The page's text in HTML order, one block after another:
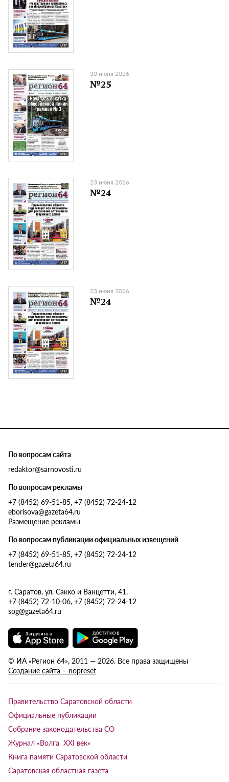
30 июня 2026
№25
23 июня 2026
№24
23 июня 2026
№24
По вопросам сайта
redaktor@sarnovosti.ru
По вопросам рекламы
+7 (8452) 69-51-85, +7 (8452) 72-24-12
eborisova@gazeta64.ru
Размещение рекламы
По вопросам публикации официальных извещений
+7 (8452) 69-51-85, +7 (8452) 72-24-12
tender@gazeta64.ru
г. Саратов, ул. Сакко и Ванцетти, 41.
+7 (8452) 72-10-06, +7 (8452) 72-24-12
sog@gazeta64.ru
© ИА «Регион 64», 2011 — 2026. Все права защищены
Создание сайта – nopreset
Правительство Саратовской области
Официальные публикации
Собрание законодательства СО
Журнал «Волга XXI век»
Книга памяти Саратовской области
Саратовская областная газета